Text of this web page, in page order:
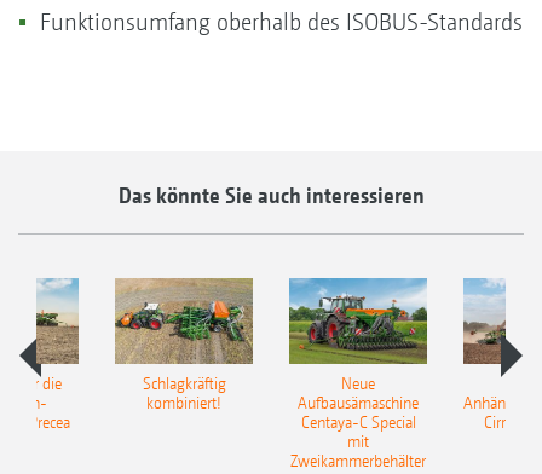
Funktionsumfang oberhalb des ISOBUS-Standards
Das könnte Sie auch interessieren
für die
Precea
Schlagkräftig
kombiniert!
Neue
Aufbausämaschine
Centaya-C Special
mit
Zweikammerbehälter
Cirrus